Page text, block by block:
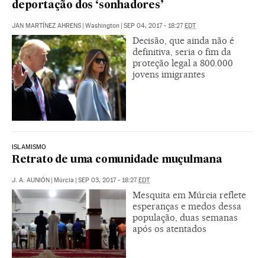
deportação dos ‘sonhadores’
JAN MARTÍNEZ AHRENS Washington SEP 04, 2017 - 18:27 EDT
Decisão, que ainda não é
definitiva, seria o fim da
proteção legal a 800.000
jovens imigrantes
ISLAMISMO
Retrato de uma comunidade muçulmana
J. A. AUNIÓN Múrcia SEP 03, 2017 - 18:27 EDT
Mesquita em Múrcia reflete
esperanças e medos dessa
população, duas semanas
após os atentados